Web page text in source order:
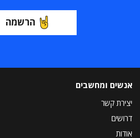
הרשמה
אנשים ומחשבים
יצירת קשר
דרושים
אודות